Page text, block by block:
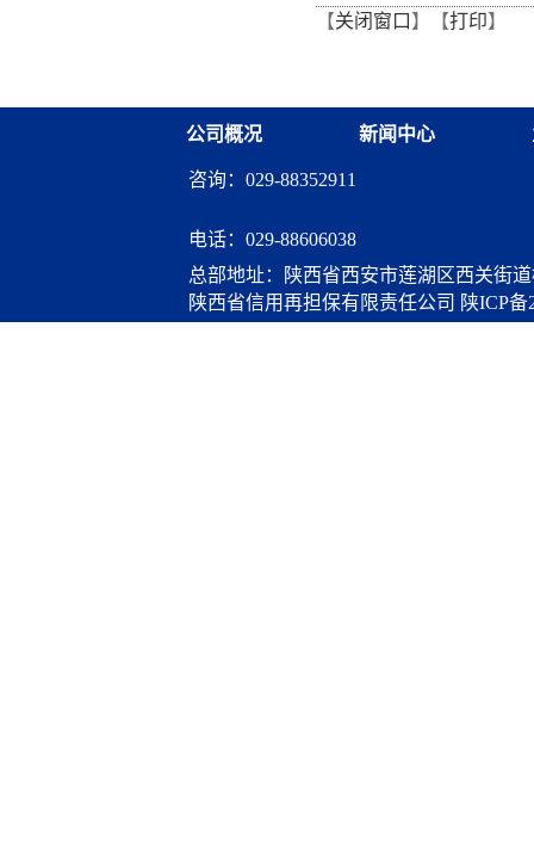
从"听"变"练"
融资担保体系这样做](十
【关闭窗口 】【打印】
公司概况 新闻中心
咨询：029-88352911
电话： 029-88606038
陕西省信用再担保有限责任公司 陕ICP备
总部地址：陕西省西安市莲湖区西关街